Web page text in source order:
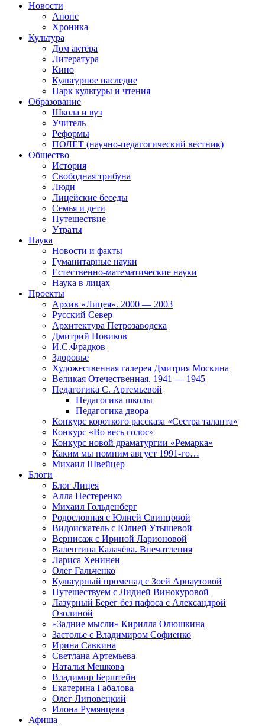
Новости
Анонс
Хроника
Культура
Дом актёра
Литература
Кино
Культурное наследие
Парк культуры и чтения
Образование
Школа и вуз
Учитель
Реформы
ПОЛЁТ (научно-педагогический вестник)
Общество
История
Свободная трибуна
Люди
Лицейские беседы
Семья и дети
Путешествие
Утраты
Наука
Новости и факты
Гуманитарные науки
Естественно-математические науки
Наука в лицах
Проекты
Архив «Лицея». 2000 — 2003
Русский Север
Архитектура Петрозаводска
Дмитрий Новиков
И.С.Фрадков
Здоровье
Художественная галерея Дмитрия Москина
Великая Отечественная. 1941 — 1945
Педагогика С. Артемьевой
Педагогика школы
Педагогика двора
Конкурс короткого рассказа «Сестра таланта»
Конкурс «Во весь голос»
Конкурс новой драматургии «Ремарка»
Каким мы помним август 1991-го…
Михаил Швейцер
Блоги
Блог Лицея
Алла Нестеренко
Михаил Гольденберг
Родословная с Юлией Свинцовой
Видоискатель с Юлией Утышевой
Вернисаж с Ириной Ларионовой
Валентина Калачёва. Впечатления
Лариса Хенинен
Олег Гальченко
Культурный променад с Зоей Арнаутовой
Путешествуем с Лидией Винокуровой
Лазурный Берег без пафоса с Александрой
Озолиной
«Задние мысли» Кирилла Олюшкина
Застолье с Владимиром Софиенко
Ирина Савкина
Светлана Артемьева
Наталья Мешкова
Владимир Берштейн
Екатерина Габалова
Олег Липовецкий
Илона Румянцева
Афиша